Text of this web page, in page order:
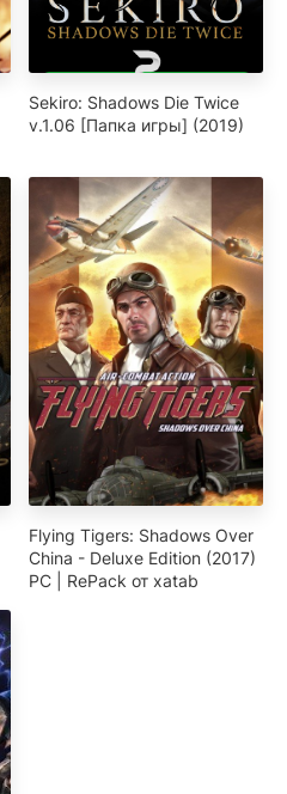
Sekiro: Shadows Die Twice
v.1.06 [Папка игры] (2019)
Flying Tigers: Shadows Over
China - Deluxe Edition (2017)
PC | RePack от xatab